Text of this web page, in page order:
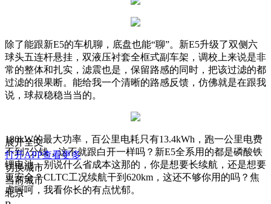
除了能跟新E5的车机聊，底盘也能“聊”。新E5升级了双侧六
球头五连杆悬挂，双液压衬套全框式副车架，调校上来说是非
常的整体和扎实，滤震也是，保留路感的同时，把该过滤的都
过滤的很果断。能给我一个清晰的路感反馈，仿佛就是在跟我
说，球叔稳稳当当的。
180kW的最大功率，百公里电耗只有13.4kWh，跑一公里电费
不到7分钱，这不就跟白开一样吗？新E5全系用的都是磷酸铁
锂电池，别说什么省成本这那的，你是想要长续航，还是想要
更安全？CLTC工况续航干到620km，这还不够你用的吗？焦
虑呵呵，我看你长的有点忧郁。
展开全文
打开APP查看更多
切换城市
当前城市
北京